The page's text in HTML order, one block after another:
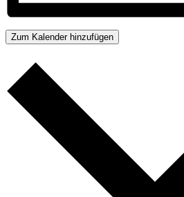
Zum Kalender hinzufügen